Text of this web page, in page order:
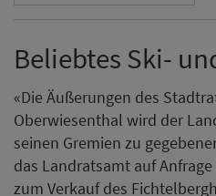
Beliebtes Ski-
«Die Äußerungen des
Oberwiesenthal wird der
seinen Gremien zu
das Landratsamt auf
zum Verkauf des